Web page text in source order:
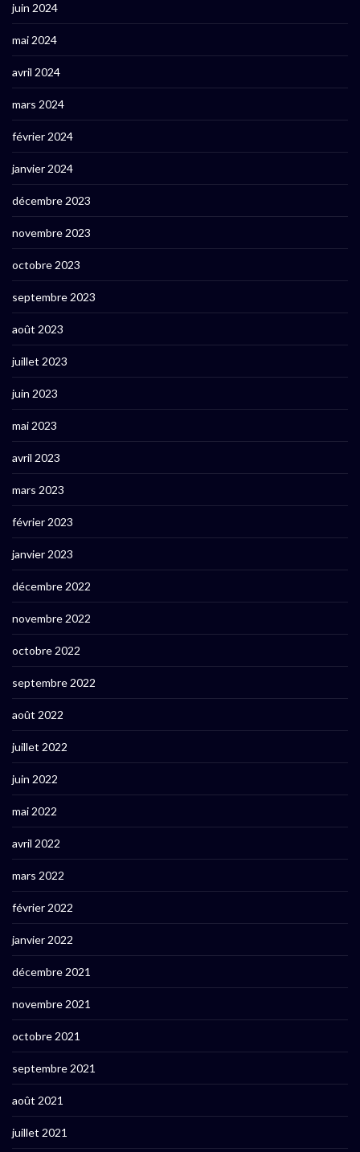
juin 2024
mai 2024
avril 2024
mars 2024
février 2024
janvier 2024
décembre 2023
novembre 2023
octobre 2023
septembre 2023
août 2023
juillet 2023
juin 2023
mai 2023
avril 2023
mars 2023
février 2023
janvier 2023
décembre 2022
novembre 2022
octobre 2022
septembre 2022
août 2022
juillet 2022
juin 2022
mai 2022
avril 2022
mars 2022
février 2022
janvier 2022
décembre 2021
novembre 2021
octobre 2021
septembre 2021
août 2021
juillet 2021